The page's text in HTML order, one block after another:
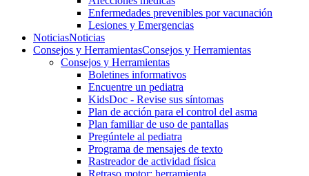
Enfermedades prevenibles por vacunación
Lesiones y Emergencias
NoticiasNoticias
Consejos y HerramientasConsejos y Herramientas
Consejos y Herramientas
Boletines informativos
Encuentre un pediatra
KidsDoc - Revise sus síntomas
Plan de acción para el control del asma
Plan familiar de uso de pantallas
Pregúntele al pediatra
Programa de mensajes de texto
Rastre​​ador de activida​d física
Retraso motor: herramienta